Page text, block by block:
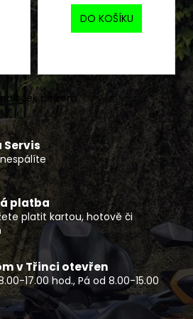
DO KOŠÍKU
O
v
l
á
d
a
c
í
p
r
v
k
y
v
položek celkem
Servis
platba
platit kartou, hotově či
v Třinci otevřen
17.00 hod., Pá od 8.00-15.00